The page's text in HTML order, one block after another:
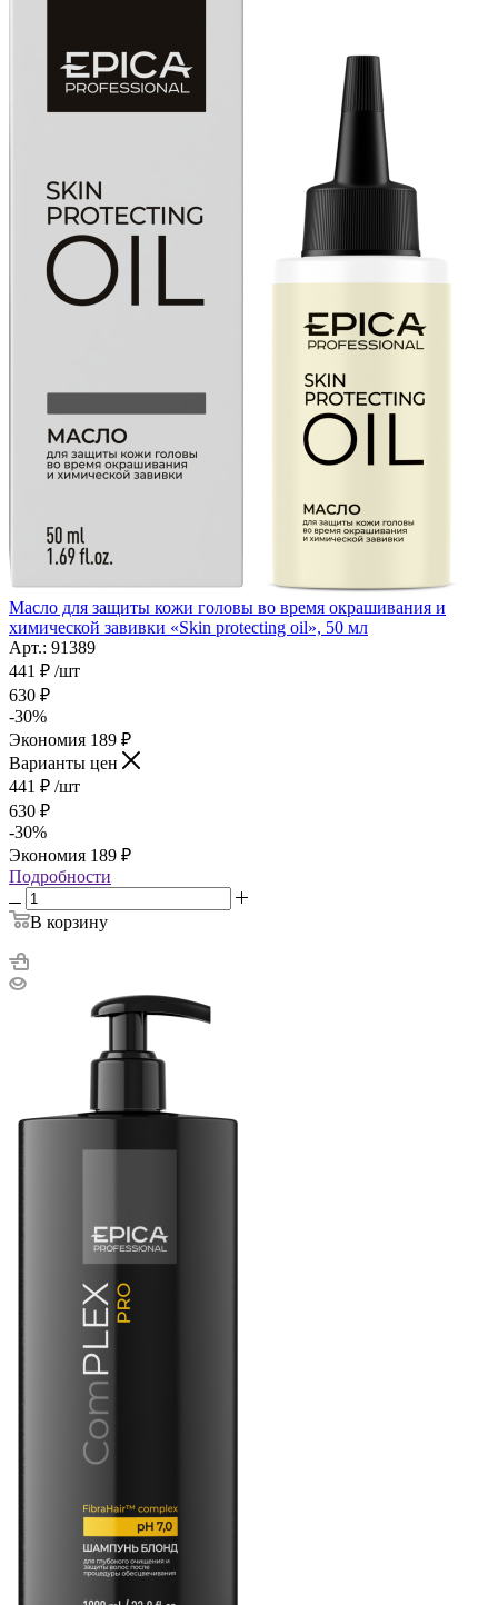
Масло для защиты кожи головы во время окрашивания и
химической завивки «Skin protecting oil», 50 мл
Арт.: 91389
441 ₽ /шт
630 ₽
-30%
Экономия 189 ₽
Варианты цен
441 ₽ /шт
630 ₽
-30%
Экономия 189 ₽
Подробности
В корзину